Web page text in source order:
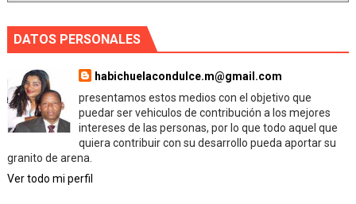
DATOS PERSONALES
habichuelacondulce.m@gmail.com
presentamos estos medios con el objetivo que
puedar ser vehiculos de contribución a los mejores
intereses de las personas, por lo que todo aquel que
quiera contribuir con su desarrollo pueda aportar su
granito de arena.
Ver todo mi perfil